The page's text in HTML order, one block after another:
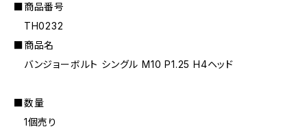
■商品番号
TH0232
■商品名
バンジョーボルト シングル M10 P1.25 H4ヘッド
■数量
1個売り